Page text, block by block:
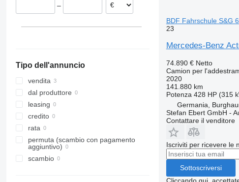
–
Tipo dell'annuncio
vendita
dal produttore
leasing
credito
rata
permuta (scambio con pagamento
aggiuntivo)
scambio
BDF Fahrschule S&G
23
Mercedes-Benz
74.890 € Netto
Camion per
2020
141.880 km
Potenza 428 HP (315
Germania,
Stefan Ebert GmbH -
Contattare il venditore
Iscriviti per ricevere le
Sottoscriversi